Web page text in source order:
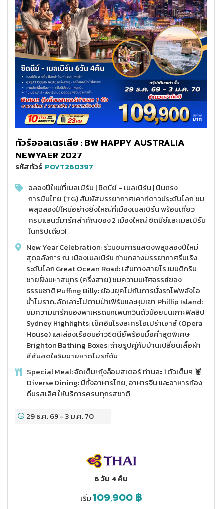
ทัวร์ออสเตรเลีย : BW HAPPY AUSTRALIA
NEWYAER 2027
รหัสทัวร์ POVT260397
ฉลองปีใหม่ที่เมลเบิร์น | ซิดนีย์ - เมลเบิร์น | บินตรง
การบินไทย (TG) สัมผัสบรรยากาศเคาท์ดาวน์ระดับโลก ชม
พลุฉลองปีใหม่อย่างยิ่งใหญ่ที่เมืองเมลเบิร์น พร้อมเที่ยว
ครบแลนด์มาร์คสำคัญของ 2 เมืองใหญ่ ซิดนีย์และเมลเบิร์น
ในทริปเดียว!
New Year Celebration: ร่วมชมการแสดงพลุฉลองปีใหม่
สุดอลังการ ณ เมืองเมลเบิร์น ท่ามกลางบรรยากาศรื่นเริง
ระดับโลก Great Ocean Road: เส้นทางสายโรแมนติกริม
ชายฝั่งมหาสมุทร (ครึ่งสาย) ชมความมหัศจรรย์ของ
ธรรมชาติ Puffing Billy: ย้อนยุคไปกับการนั่งรถไฟพลังไอ
น้ำโบราณลัดเลาะไปตามป่าเฟิร์นและหุบเขา Phillip Island:
ชมความน่ารักของพาเหรดนกเพนกวินตัวน้อยบนเกาะฟิลลิป
Sydney Highlights: เช็คอินโรงละครโอเปร่าเฮาส์ (Opera
House) และล่องเรือชมอ่าวซิดนีย์พร้อมมื้อค่ำสุดพิเศษ
Brighton Bathing Boxes: ถ่ายรูปคู่กับบ้านเปลี่ยนเสื้อผ้า
สีสันสดใสริมชายหาดไบรท์ตัน
Special Meal: จัดเต็ม! กุ้งล็อบสเตอร์ ท่านละ 1 ตัวเต็มๆ 🦞
Diverse Dining: มีทั้งอาหารไทย, อาหารจีน และอาหารท้อง
ถิ่นรสเลิศ ให้บริการครบทุกรสชาติ
29 ธ.ค. 69-3 ม.ค. 70
6 วัน 4 คืน
เริ่ม 109,900฿